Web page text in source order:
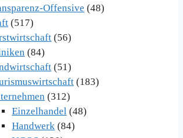
Offensive (48)
(517)
(56)
(84)
(51)
(183)
(312)
Einzelhandel (48)
Handwerk (84)